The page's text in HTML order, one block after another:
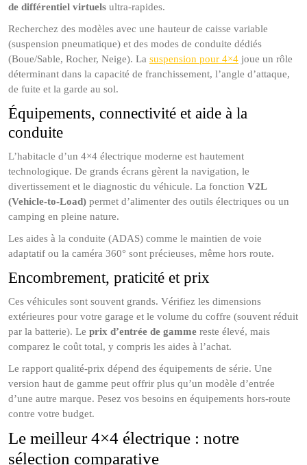
de différentiel virtuels ultra-rapides.
Recherchez des modèles avec une hauteur de caisse variable
(suspension pneumatique) et des modes de conduite dédiés
(Boue/Sable, Rocher, Neige). La suspension pour 4×4 joue un rôle
déterminant dans la capacité de franchissement, l’angle d’attaque,
de fuite et la garde au sol.
Équipements, connectivité et aide à la
conduite
L’habitacle d’un 4×4 électrique moderne est hautement
technologique. De grands écrans gèrent la navigation, le
divertissement et le diagnostic du véhicule. La fonction V2L
(Vehicle-to-Load) permet d’alimenter des outils électriques ou un
camping en pleine nature.
Les aides à la conduite (ADAS) comme le maintien de voie
adaptatif ou la caméra 360° sont précieuses, même hors route.
Encombrement, praticité et prix
Ces véhicules sont souvent grands. Vérifiez les dimensions
extérieures pour votre garage et le volume du coffre (souvent réduit
par la batterie). Le prix d’entrée de gamme reste élevé, mais
comparez le coût total, y compris les aides à l’achat.
Le rapport qualité-prix dépend des équipements de série. Une
version haut de gamme peut offrir plus qu’un modèle d’entrée
d’une autre marque. Pesez vos besoins en équipements hors-route
contre votre budget.
Le meilleur 4×4 électrique : notre
sélection comparative